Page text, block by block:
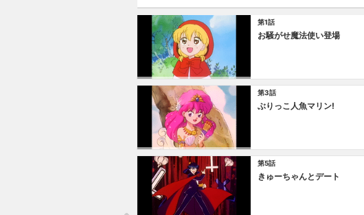
第1話
お騒がせ魔法使い登場
第3話
ぶりっこ人魚マリン!
第5話
きゅーちゃんとデート